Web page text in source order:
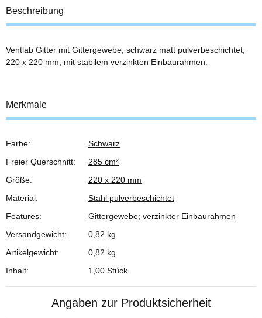
Beschreibung
Ventlab Gitter mit Gittergewebe, schwarz matt pulverbeschichtet,
220 x 220 mm, mit stabilem verzinkten Einbaurahmen.
Merkmale
Produkteigenschaft
Wert
Farbe:
Schwarz
Freier Querschnitt:
285 cm²
Größe:
220 x 220 mm
Material:
Stahl pulverbeschichtet
Features:
Gittergewebe; verzinkter Einbaurahmen
Versandgewicht:
0,82 kg
Artikelgewicht:
0,82 kg
Inhalt:
1,00 Stück
Angaben zur Produktsicherheit